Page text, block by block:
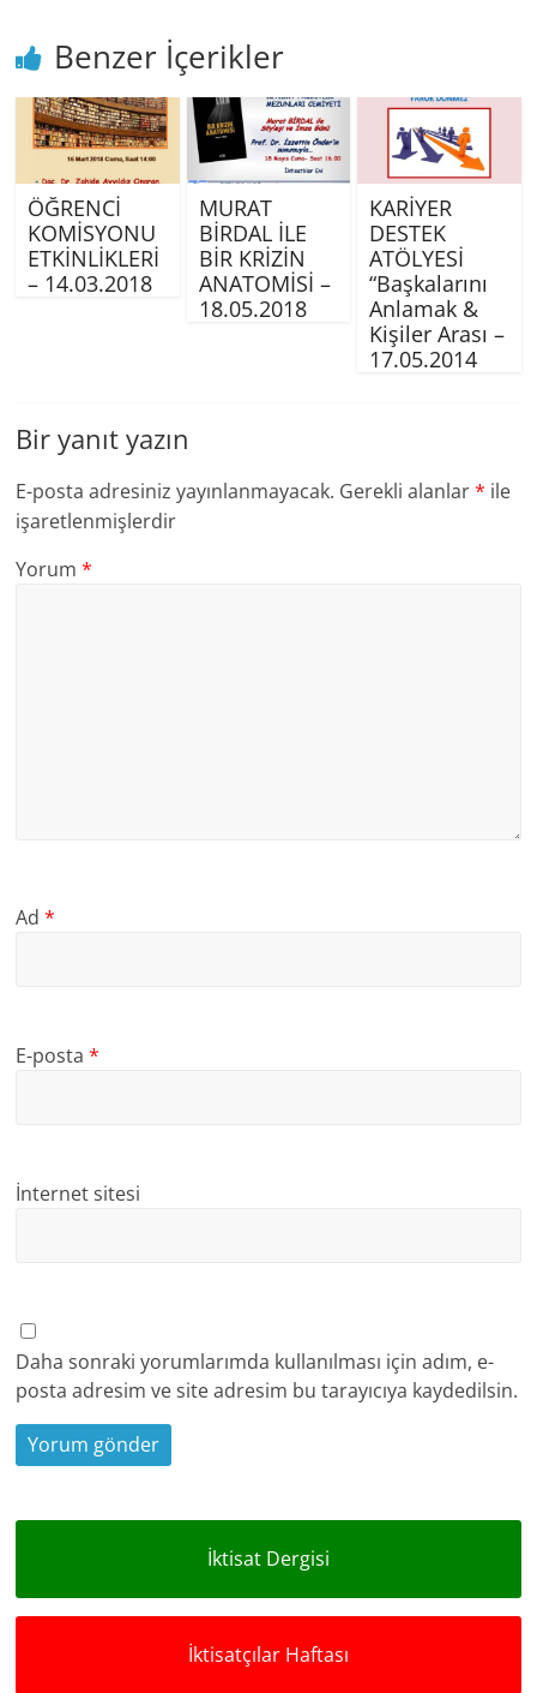
Benzer İçerikler
ÖĞRENCİ
KOMİSYONU
ETKİNLİKLERİ
– 14.03.2018
MURAT
BİRDAL İLE
BİR KRİZİN
ANATOMİSİ –
18.05.2018
KARİYER
DESTEK
ATÖLYESİ
“Başkalarını
Anlamak &
Kişiler Arası –
17.05.2014
Bir yanıt yazın
E-posta adresiniz yayınlanmayacak. Gerekli alanlar* ile
işaretlenmişlerdir
Yorum*
Ad*
E-posta*
İnternet sitesi
Daha sonraki yorumlarımda kullanılması için adım, e-
posta adresim ve site adresim bu tarayıcıya kaydedilsin.
İktisat Dergisi
İktisatçılar Haftası